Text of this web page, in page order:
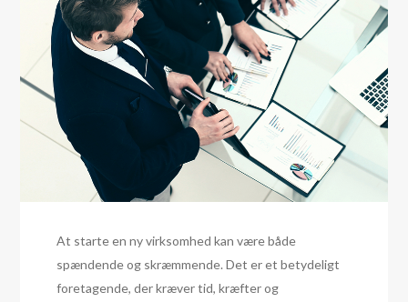
At starte en ny virksomhed kan være både
spændende og skræmmende. Det er et betydeligt
foretagende, der kræver tid, kræfter og